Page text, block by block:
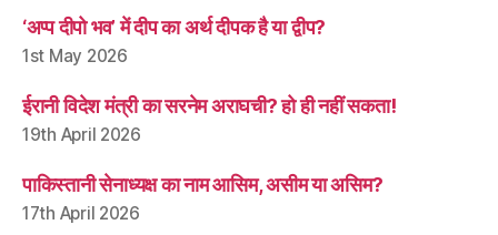
‘अप्प दीपो भव’ में दीप का अर्थ दीपक है या द्वीप?
1st May 2026
ईरानी विदेश मंत्री का सरनेम अराघची? हो ही नहीं सकता!
19th April 2026
पाकिस्तानी सेनाध्यक्ष का नाम आसिम, असीम या असिम?
17th April 2026